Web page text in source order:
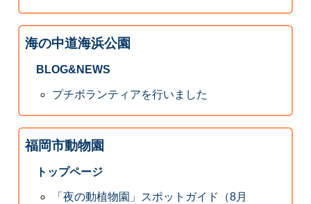
海の中道海浜公園
BLOG&NEWS
プチボランティアを行いました
福岡市動物園
トップページ
「夜の動植物園」スポットガイド（8月